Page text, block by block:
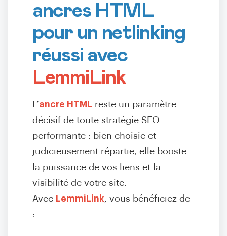
ancres HTML
pour un netlinking
réussi avec
LemmiLink
L’ancre HTML reste un paramètre
décisif de toute stratégie SEO
performante : bien choisie et
judicieusement répartie, elle booste
la puissance de vos liens et la
visibilité de votre site.
Avec LemmiLink, vous bénéficiez de
: